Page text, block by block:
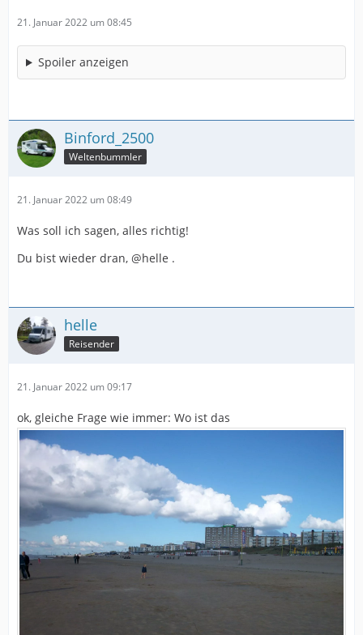
21. Januar 2022 um 08:45
Spoiler anzeigen
Binford_2500
Weltenbummler
21. Januar 2022 um 08:49
Was soll ich sagen, alles richtig!
Du bist wieder dran, @helle .
helle
Reisender
21. Januar 2022 um 09:17
ok, gleiche Frage wie immer: Wo ist das